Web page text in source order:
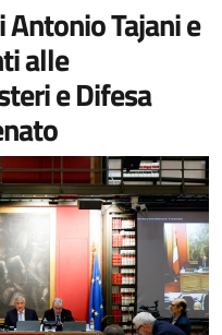
Tajani e
alle
e Difesa